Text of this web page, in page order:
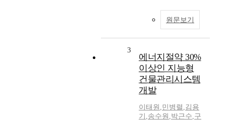
원문보기
3
에너지절약 30%
이상인 지능형
건물관리시스템
개발
이태원 ,민병렬 ,김용
기 ,송수원 ,박근수,구